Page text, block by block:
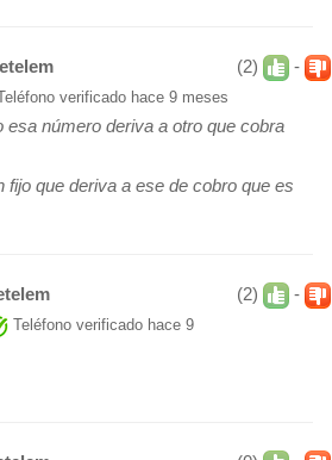
(2) -
verificado hace 9 meses
esa número deriva a otro que cobra
fijo que deriva a ese de cobro que es
(2) -
Teléfono verificado hace 9